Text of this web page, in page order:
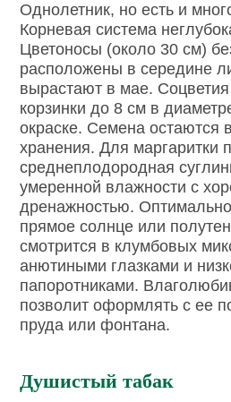
Однолетник, но есть и
Корневая система
Цветоносы (около 30 см)
расположены в середине
вырастают в мае.
корзинки до 8 см в
окраске. Семена остаются
хранения. Для маргаритки
среднеплодородная
умеренной влажности с
дренажностью.
прямое солнце или
смотрится в клумбовых
анютиными глазками и
папоротниками.
позволит оформлять с ее
пруда или фонтана.
Душистый табак